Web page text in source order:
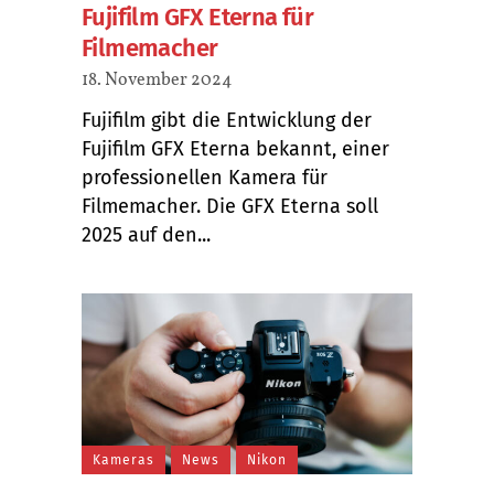
Fujifilm GFX Eterna für
Filmemacher
18. November 2024
Fujifilm gibt die Entwicklung der
Fujifilm GFX Eterna bekannt, einer
professionellen Kamera für
Filmemacher. Die GFX Eterna soll
2025 auf den...
Kameras News Nikon